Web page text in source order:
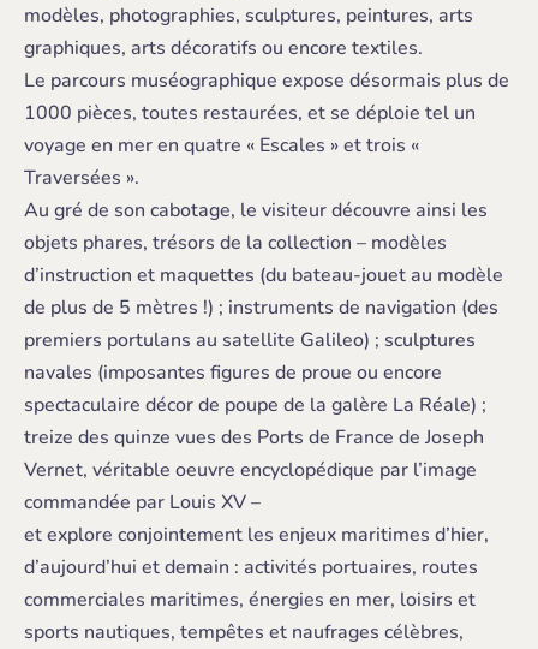
modèles, photographies, sculptures, peintures, arts
graphiques, arts décoratifs ou encore textiles.
Le parcours muséographique expose désormais plus de
1000 pièces, toutes restaurées, et se déploie tel un
voyage en mer en quatre « Escales » et trois «
Traversées ».
Au gré de son cabotage, le visiteur découvre ainsi les
objets phares, trésors de la collection – modèles
d’instruction et maquettes (du bateau-jouet au modèle
de plus de 5 mètres !) ; instruments de navigation (des
premiers portulans au satellite Galileo) ; sculptures
navales (imposantes figures de proue ou encore
spectaculaire décor de poupe de la galère La Réale) ;
treize des quinze vues des Ports de France de Joseph
Vernet, véritable oeuvre encyclopédique par l’image
commandée par Louis XV –
et explore conjointement les enjeux maritimes d’hier,
d’aujourd’hui et demain : activités portuaires, routes
commerciales maritimes, énergies en mer, loisirs et
sports nautiques, tempêtes et naufrages célèbres,